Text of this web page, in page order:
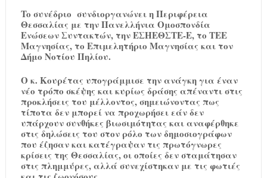
To συνέδριο συνδιοργανώνει η Περιφέρεια
Θεσσαλίας με την Πανελλήνια Ομοσπονδία
Ενώσεων Συντακτών, την ΕΣΗΕΘΣΤΕ-Ε, το ΤΕΕ
Μαγνησίας, το Επιμελητήριο Μαγνησίας και τον
Δήμο Νοτίου Πηλίου.
Ο κ. Κουρέτας υπογράμμισε την ανάγκη για έναν
νέο τρόπο σκέψης και κυρίως δράσης απέναντι στις
προκλήσεις του μέλλοντος, σημειώνοντας πως
τίποτα δεν μπορεί να προχωρήσει εάν δεν
υπάρχουν συνθήκες βιωσιμότητας και αναφέρθηκε
στις δηλώσεις του στον ρόλο των δημοσιογράφων
που έζησαν και κατέγραψαν τις πρωτόγνωρες
κρίσεις της Θεσσαλίας, οι οποίες δεν σταμάτησαν
στις πλημμύρες, αλλά συνεχίστηκαν με τις φωτιές